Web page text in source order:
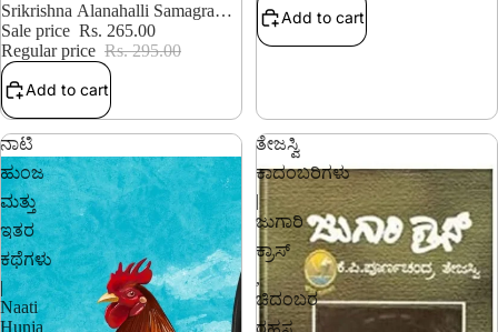
Srikrishna Alanahalli Samagra
Kathegalu
Sale price Rs. 265.00
Regular price Rs. 295.00
Add to cart
Add to cart
ನಾಟಿ
ಹುಂಜ
ಮತ್ತು
ಇತರ
ಕಥೆಗಳು
|
Naati
Hunja
ತೇಜಸ್ವಿ
ಕಾದಂಬರಿಗಳು
|
ಜುಗಾರಿ
ಕ್ರಾಸ್‌
,
ಚಿದಂಬರ